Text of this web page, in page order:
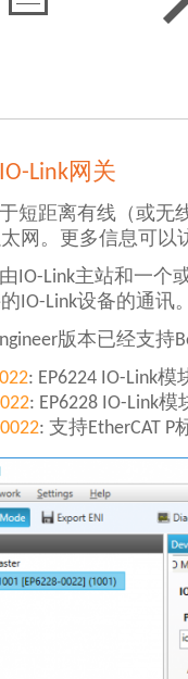
Link网关
短距离有线（或无
网。更多信息可以
IO-Link主站和一
IO-Link设备的通讯。
版本已经支持
: EP6224 IO-Link
: EP6228 IO-Link
: 支持EtherCAT P